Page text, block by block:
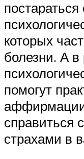
которых
болезни. А
помогут
справиться
страхами в